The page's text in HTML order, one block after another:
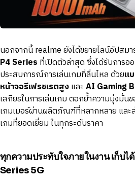
นอกจากนี้ realme ยังได้ขยายไลน์อัปสม
P4 Series ที่เปิดตัวล่าสุด ซึ่งได้รับการ
ประสบการณ์การเล่นเกมที่ลื่นไหล ด้วยแ
หน้าจอรีเฟรชเรตสูงและ AI Gaming
เสถียรในการเล่นเกม ตอกย้ำความมุ่งมั่
เกมเมอร์ผ่านผลิตภัณฑ์ที่หลากหลาย แล
เกมที่ยอดเยี่ยม ในทุกระดับราคา
ทุกความประทับใจภายในงาน เก็บ
Series 5G